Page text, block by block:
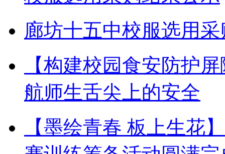
廊坊十五中校服选用
【构建校园食安防护
航师生舌尖上的安全
【墨绘青春 板上生花